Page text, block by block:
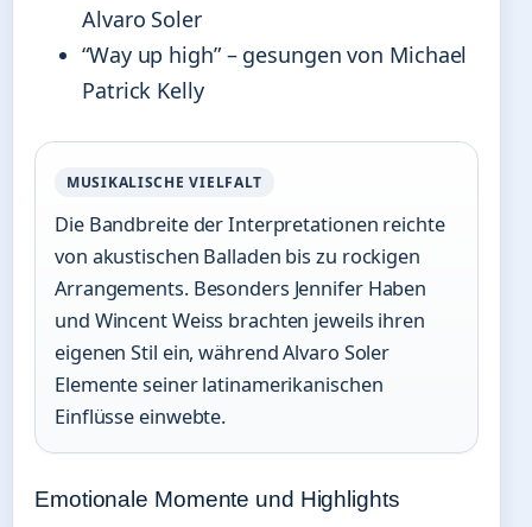
Alvaro Soler
“Way up high” – gesungen von Michael
Patrick Kelly
MUSIKALISCHE VIELFALT
Die Bandbreite der Interpretationen reichte
von akustischen Balladen bis zu rockigen
Arrangements. Besonders Jennifer Haben
und Wincent Weiss brachten jeweils ihren
eigenen Stil ein, während Alvaro Soler
Elemente seiner latinamerikanischen
Einflüsse einwebte.
Emotionale Momente und Highlights